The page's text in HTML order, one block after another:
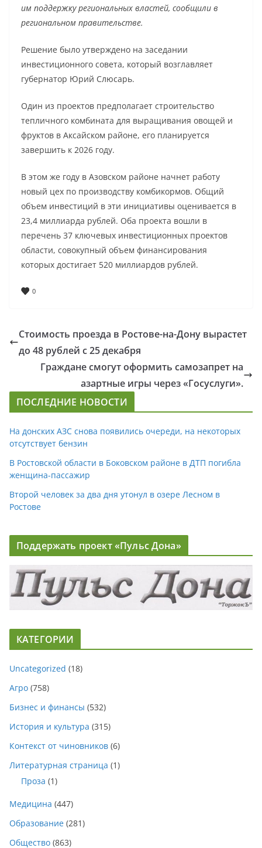
им поддержку региональных властей, сообщили в
региональном правительстве.
Решение было утверждено на заседании
инвестиционного совета, который возглавляет
губернатор Юрий Слюсарь.
Один из проектов предполагает строительство
тепличного комбината для выращивания овощей и
фруктов в Аксайском районе, его планируется
завершить к 2026 году.
В этом же году в Азовском районе начнет работу
новый цех по производству комбикормов. Общий
объем инвестиций в эти инициативы оценивается в
23,4 миллиарда рублей. Оба проекта вошли в
перечень 37 ключевых инвестиционных проектов
области, совокупный объем финансирования
которых достигает 520 миллиардов рублей.
0
Стоимость проезда в Ростове-на-Дону вырастет
до 48 рублей с 25 декабря
Граждане смогут оформить самозапрет на
азартные игры через «Госуслуги».
ПОСЛЕДНИЕ НОВОСТИ
На донских АЗС снова появились очереди, на некоторых
отсутствует бензин
В Ростовской области в Боковском районе в ДТП погибла
женщина-пассажир
Второй человек за два дня утонул в озере Лесном в
Ростове
Поддержать проект «Пульс Дона»
КАТЕГОРИИ
Uncategorized (18)
Агро (758)
Бизнес и финансы (532)
История и культура (315)
Контекст от чиновников (6)
Литературная страница (1)
Проза (1)
Медицина (447)
Образование (281)
Общество (863)